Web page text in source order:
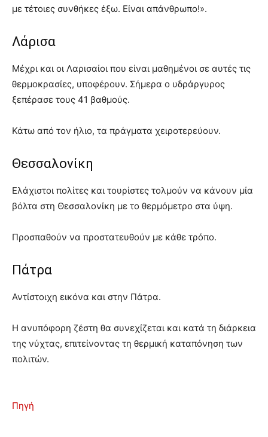
με τέτοιες συνθήκες έξω. Είναι απάνθρωπο!».
Λάρισα
Μέχρι και οι Λαρισαίοι που είναι μαθημένοι σε αυτές τις
θερμοκρασίες, υποφέρουν. Σήμερα ο υδράργυρος
ξεπέρασε τους 41 βαθμούς.
Κάτω από τον ήλιο, τα πράγματα χειροτερεύουν.
Θεσσαλονίκη
Ελάχιστοι πολίτες και τουρίστες τολμούν να κάνουν μία
βόλτα στη Θεσσαλονίκη με το θερμόμετρο στα ύψη.
Προσπαθούν να προστατευθούν με κάθε τρόπο.
Πάτρα
Αντίστοιχη εικόνα και στην Πάτρα.
Η ανυπόφορη ζέστη θα συνεχίζεται και κατά τη διάρκεια
της νύχτας, επιτείνοντας τη θερμική καταπόνηση των
πολιτών.
Πηγή